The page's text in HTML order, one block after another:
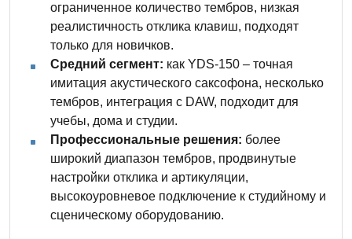
ограниченное количество тембров, низкая
реалистичность отклика клавиш, подходят
только для новичков.
Средний сегмент: как YDS-150 – точная
имитация акустического саксофона, несколько
тембров, интеграция с DAW, подходит для
учебы, дома и студии.
Профессиональные решения: более
широкий диапазон тембров, продвинутые
настройки отклика и артикуляции,
высокоуровневое подключение к студийному и
сценическому оборудованию.